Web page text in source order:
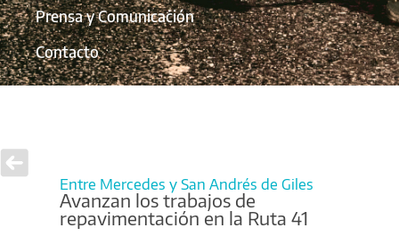
Prensa y Comunicación
Contacto
Entre Mercedes y San Andrés de Giles
Avanzan los trabajos de
repavimentación en la Ruta 41